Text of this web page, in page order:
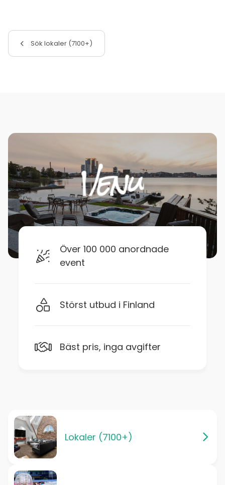
Sök lokaler (7100+)
Över 100 000 anordnade
event
Störst utbud i Finland
Bäst pris, inga avgifter
Lokaler (7100+)